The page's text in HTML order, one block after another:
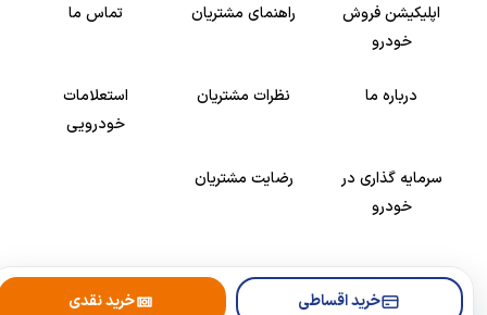
خرید اقساطی خرید نقدی
اپلیکیشن فروش
خودرو
راهنمای مشتریان تماس ما
درباره ما نظرات مشتریان
استعلامات
خودرویی
سرمایه گذاری در
خودرو
رضایت مشتریان
Copyright © 2005-2026Khodroshop.ir